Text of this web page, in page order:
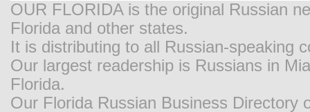
OUR FLORIDA is the original Russian
Florida and other states.
It is distributing to all Russian-speaking
Our largest readership is Russians in
Florida.
Our Florida Russian Business Directory